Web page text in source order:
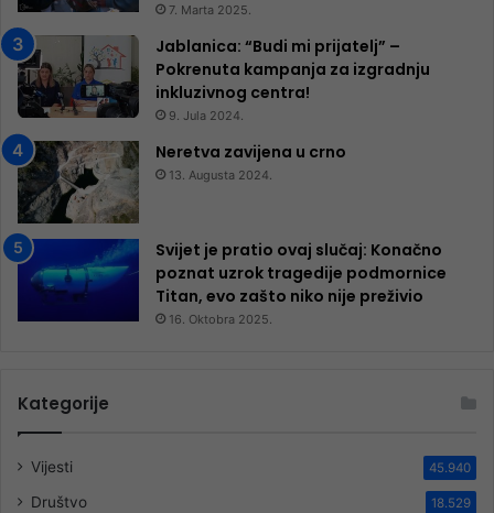
7. Marta 2025.
Jablanica: “Budi mi prijatelj” –
Pokrenuta kampanja za izgradnju
inkluzivnog centra!
9. Jula 2024.
Neretva zavijena u crno
13. Augusta 2024.
Svijet je pratio ovaj slučaj: Konačno
poznat uzrok tragedije podmornice
Titan, evo zašto niko nije preživio
16. Oktobra 2025.
Kategorije
Vijesti 45.940
Društvo 18.529